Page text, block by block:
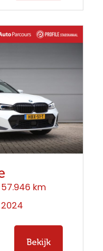
57.946 km
2024
Bekijk